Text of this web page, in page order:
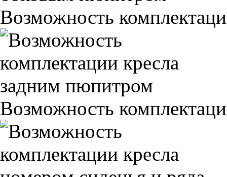
Возможность
Возможность